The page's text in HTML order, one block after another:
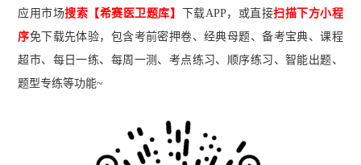
应用市场搜索【希赛医卫题库】 下载APP，或直接扫描下方小程
序免下载先体验，包含考前密押卷、经典母题、备考宝典、课程
超市、每日一练、每周一测、考点练习、顺序练习、智能出题、
题型专练等功能~